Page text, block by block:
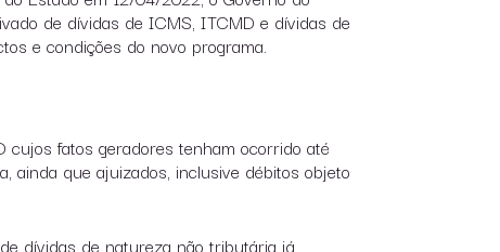
de dívidas de ICMS, ITCMD e dívidas de
e condições do novo programa.
fatos geradores tenham ocorrido até
ainda que ajuizados, inclusive débitos objeto
dívidas de natureza não tributária já